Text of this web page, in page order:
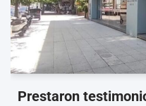
Prestaron